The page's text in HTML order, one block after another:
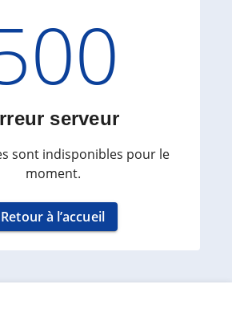
serveur
sont indisponibles pour le
moment.
Retour à l’accueil